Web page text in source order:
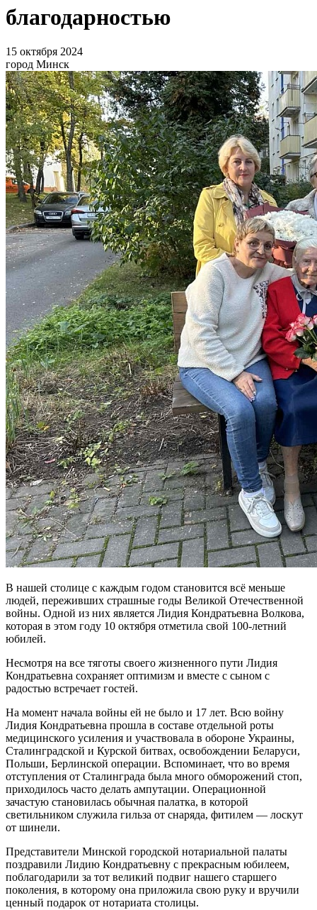
благодарностью
15 октября 2024
город Минск
В нашей столице с каждым годом становится всё меньше
людей, переживших страшные годы Великой Отечественной
войны. Одной из них является Лидия Кондратьевна Волкова,
которая в этом году 10 октября отметила свой 100-летний
юбилей.
Несмотря на все тяготы своего жизненного пути Лидия
Кондратьевна сохраняет оптимизм и вместе с сыном с
радостью встречает гостей.
На момент начала войны ей не было и 17 лет. Всю войну
Лидия Кондратьевна прошла в составе отдельной роты
медицинского усиления и участвовала в обороне Украины,
Сталинградской и Курской битвах, освобождении Беларуси,
Польши, Берлинской операции. Вспоминает, что во время
отступления от Сталинграда была много обморожений стоп,
приходилось часто делать ампутации. Операционной
зачастую становилась обычная палатка, в которой
светильником служила гильза от снаряда, фитилем — лоскут
от шинели.
Представители Минской городской нотариальной палаты
поздравили Лидию Кондратьевну с прекрасным юбилеем,
поблагодарили за тот великий подвиг нашего старшего
поколения, в которому она приложила свою руку и вручили
ценный подарок от нотариата столицы.